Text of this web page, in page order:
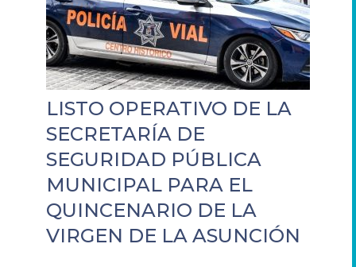
LISTO OPERATIVO DE LA
SECRETARÍA DE
SEGURIDAD PÚBLICA
MUNICIPAL PARA EL
QUINCENARIO DE LA
VIRGEN DE LA ASUNCIÓN